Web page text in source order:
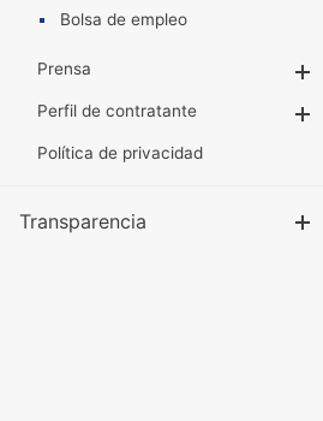
Bolsa de empleo
Prensa
Perfil de contratante
Política de privacidad
Transparencia